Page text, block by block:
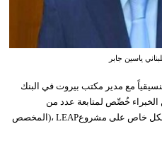
ياسين جابر
مع مدير مكتب بيروت في البنك
خُصِّص لمتابعة عدد من
المشاريع قيد التنفيذ، وجرى التركيز بشكل خاص على مشروعLEAP ،(المخصص